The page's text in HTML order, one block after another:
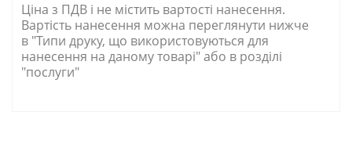
Ціна з ПДВ і не містить вартості нанесення.
Вартість нанесення можна переглянути нижче
в "Типи друку, що використовуються для
нанесення на даному товарі" або в розділі
"послуги"